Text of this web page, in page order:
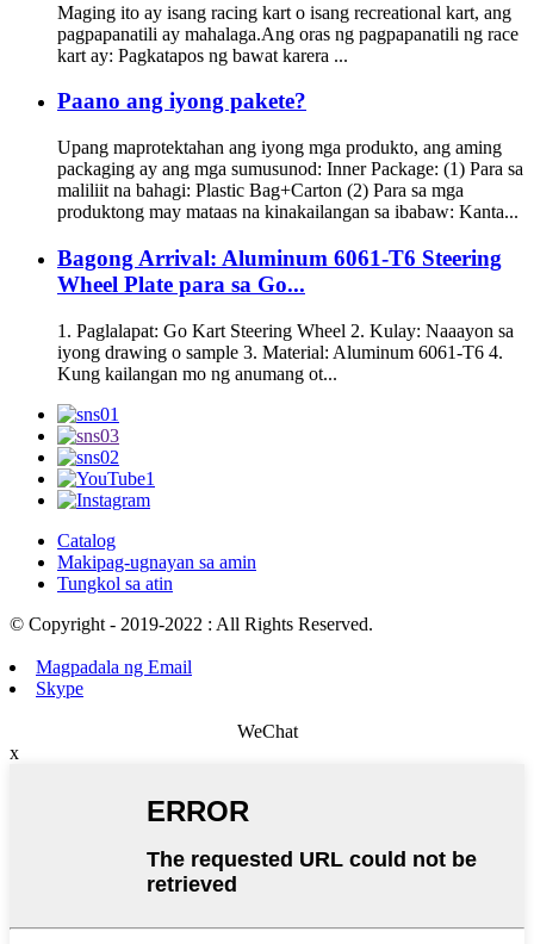
Maging ito ay isang racing kart o isang recreational kart, ang
pagpapanatili ay mahalaga.Ang oras ng pagpapanatili ng race
kart ay: Pagkatapos ng bawat karera ...
Paano ang iyong pakete?
Upang maprotektahan ang iyong mga produkto, ang aming
packaging ay ang mga sumusunod: Inner Package: (1) Para sa
maliliit na bahagi: Plastic Bag+Carton (2) Para sa mga
produktong may mataas na kinakailangan sa ibabaw: Kanta...
Bagong Arrival: Aluminum 6061-T6 Steering
Wheel Plate para sa Go...
1. Paglalapat: Go Kart Steering Wheel 2. Kulay: Naaayon sa
iyong drawing o sample 3. Material: Aluminum 6061-T6 4.
Kung kailangan mo ng anumang ot...
Catalog
Makipag-ugnayan sa amin
Tungkol sa atin
© Copyright - 2019-2022 : All Rights Reserved.
Magpadala ng Email
Skype
WeChat
x